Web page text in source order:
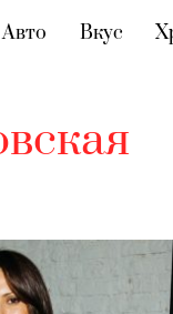
Авто (current)
Вкус